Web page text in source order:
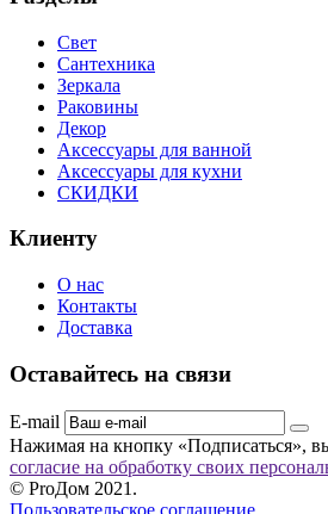
Свет
Сантехника
Зеркала
Раковины
Декор
Аксессуары для ванной
Аксессуары для кухни
СКИДКИ
Клиенту
О нас
Контакты
Доставка
Оставайтесь на связи
E-mail
Нажимая на кнопку «Подписаться»,
согласие на обработку своих
© ProДом 2021.
Пользовательское соглашение